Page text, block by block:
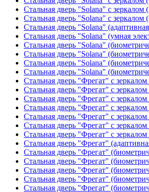
Стальная дверь "Solana" с
Стальная дверь "Solana" с
Стальная дверь "Solana"
Стальная дверь "Solana" (умная
Стальная дверь "Solana"
Стальная дверь "Solana"
Стальная дверь "Solana"
Стальная дверь "Solana"
Стальная дверь "Фрегат" с зеркалом
Стальная дверь "Фрегат" с
Стальная дверь "Фрегат" с
Стальная дверь "Фрегат" с
Стальная дверь "Фрегат" с
Стальная дверь "Фрегат" с
Стальная дверь "Фрегат" с
Стальная дверь "Фрегат"
Стальная дверь "Фрегат"
Стальная дверь "Фрегат"
Стальная дверь "Фрегат"
Стальная дверь "Фрегат"
Стальная дверь "Фрегат"